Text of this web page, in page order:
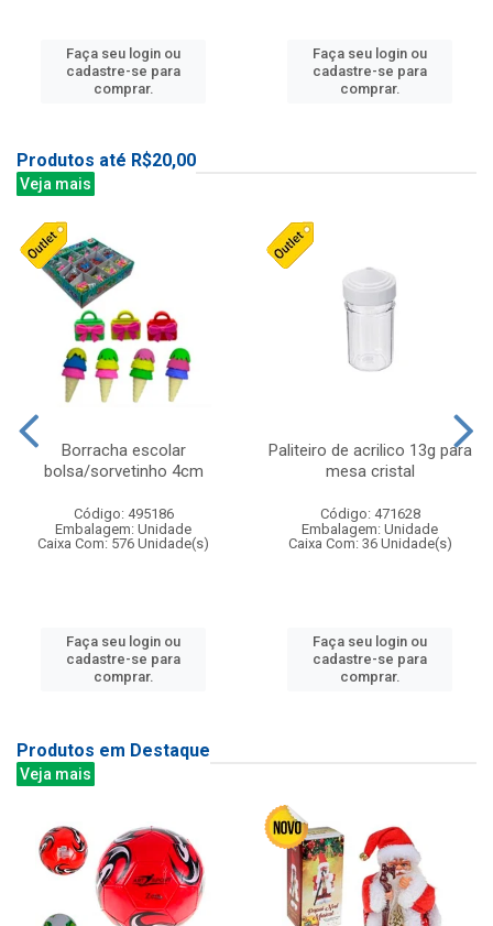
Faça seu login ou
cadastre-se para
comprar.
Faça seu login ou
cadastre-se para
comprar.
Produtos até R$20,00
Veja mais
Borracha escolar
bolsa/sorvetinho 4cm
Código: 495186
Embalagem: Unidade
Caixa Com: 576 Unidade(s)
Faça seu login ou
cadastre-se para
comprar.
Paliteiro de acrilico 13g para
mesa cristal
Código: 471628
Embalagem: Unidade
Caixa Com: 36 Unidade(s)
Faça seu login ou
cadastre-se para
comprar.
Produtos em Destaque
Veja mais